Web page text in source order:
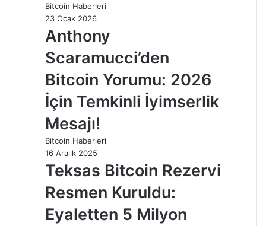
Bitcoin Haberleri
23 Ocak 2026
Anthony
Scaramucci’den
Bitcoin Yorumu: 2026
İçin Temkinli İyimserlik
Mesajı!
Bitcoin Haberleri
16 Aralık 2025
Teksas Bitcoin Rezervi
Resmen Kuruldu:
Eyaletten 5 Milyon